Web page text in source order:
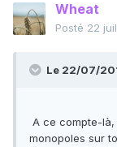
Wheat
Posté 22
Le 22/07/
A ce compte-là,
monopoles sur